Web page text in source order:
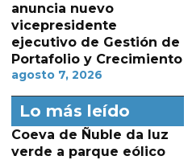
anuncia nuevo
vicepresidente
ejecutivo de Gestión de
Portafolio y Crecimiento
agosto 7, 2026
Lo más leído
Coeva de Ñuble da luz
verde a parque eólico